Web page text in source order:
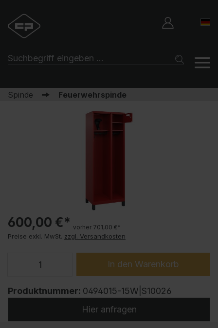
Spinde Feuerwehrspinde
600,00 €* vorher 701,00 €*
Preise exkl. MwSt. zzgl. Versandkosten
In den Warenkorb
Produktnummer: 0494015-15W|S10026
Hier anfragen